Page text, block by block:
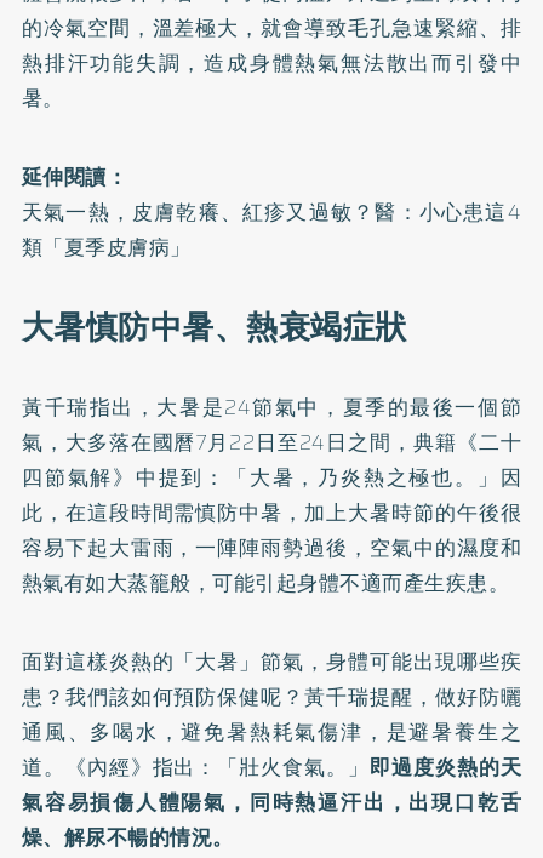
的冷氣空間，溫差極大，就會導致毛孔急速緊縮、排
熱排汗功能失調，造成身體熱氣無法散出而引發中
暑。
延伸閱讀：
天氣一熱，皮膚乾癢、紅疹又過敏？醫：小心患這4
類「夏季皮膚病」
大暑慎防中暑、熱衰竭症狀
黃千瑞指出，大暑是24節氣中，夏季的最後一個節
氣，大多落在國曆7月22日至24日之間，典籍《二十
四節氣解》中提到：「大暑，乃炎熱之極也。」因
此，在這段時間需慎防中暑，加上大暑時節的午後很
容易下起大雷雨，一陣陣雨勢過後，空氣中的濕度和
熱氣有如大蒸籠般，可能引起身體不適而產生疾患。
面對這樣炎熱的「大暑」節氣，身體可能出現哪些疾
患？我們該如何預防保健呢？黃千瑞提醒，做好防曬
通風、多喝水，避免暑熱耗氣傷津，是避暑養生之
道。《內經》指出：「壯火食氣。」 即過度炎熱的天
氣容易損傷人體陽氣，同時熱逼汗出，出現口乾舌
燥、解尿不暢的情況。